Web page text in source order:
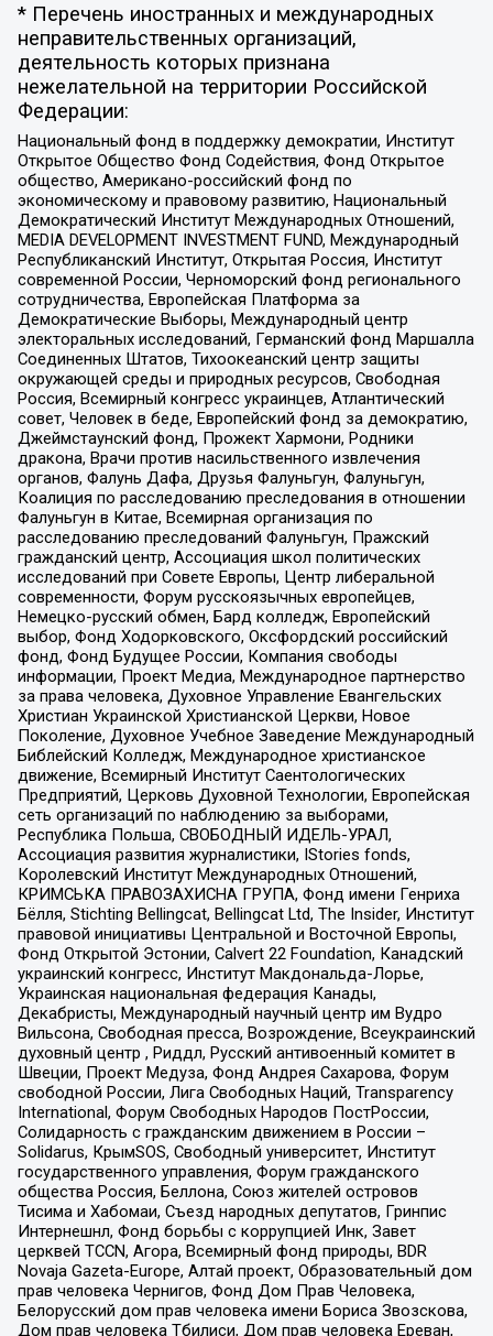
* Перечень иностранных и международных
неправительственных организаций,
деятельность которых признана
нежелательной на территории Российской
Федерации:
Национальный фонд в поддержку демократии, Институт
Открытое Общество Фонд Содействия, Фонд Открытое
общество, Американо-российский фонд по
экономическому и правовому развитию, Национальный
Демократический Институт Международных Отношений,
MEDIA DEVELOPMENT INVESTMENT FUND, Международный
Республиканский Институт, Открытая Россия, Институт
современной России, Черноморский фонд регионального
сотрудничества, Европейская Платформа за
Демократические Выборы, Международный центр
электоральных исследований, Германский фонд Маршалла
Соединенных Штатов, Тихоокеанский центр защиты
окружающей среды и природных ресурсов, Свободная
Россия, Всемирный конгресс украинцев, Атлантический
совет, Человек в беде, Европейский фонд за демократию,
Джеймстаунский фонд, Прожект Хармони, Родники
дракона, Врачи против насильственного извлечения
органов, Фалунь Дафа, Друзья Фалуньгун, Фалуньгун,
Коалиция по расследованию преследования в отношении
Фалуньгун в Китае, Всемирная организация по
расследованию преследований Фалуньгун, Пражский
гражданский центр, Ассоциация школ политических
исследований при Совете Европы, Центр либеральной
современности, Форум русскоязычных европейцев,
Немецко-русский обмен, Бард колледж, Европейский
выбор, Фонд Ходорковского, Оксфордский российский
фонд, Фонд Будущее России, Компания свободы
информации, Проект Медиа, Международное партнерство
за права человека, Духовное Управление Евангельских
Христиан Украинской Христианской Церкви, Новое
Поколение, Духовное Учебное Заведение Международный
Библейский Колледж, Международное христианское
движение, Всемирный Институт Саентологических
Предприятий, Церковь Духовной Технологии, Европейская
сеть организаций по наблюдению за выборами,
Республика Польша, СВОБОДНЫЙ ИДЕЛЬ-УРАЛ,
Ассоциация развития журналистики, IStories fonds,
Королевский Институт Международных Отношений,
КРИМСЬКА ПРАВОЗАХИСНА ГРУПА, Фонд имени Генриха
Бёлля, Stichting Bellingcat, Bellingcat Ltd, The Insider, Институт
правовой инициативы Центральной и Восточной Европы,
Фонд Открытой Эстонии, Calvert 22 Foundation, Канадский
украинский конгресс, Институт Макдональда-Лорье,
Украинская национальная федерация Канады,
Декабристы, Международный научный центр им Вудро
Вильсона, Свободная пресса, Возрождение, Всеукраинский
духовный центр , Риддл, Русский антивоенный комитет в
Швеции, Проект Медуза, Фонд Андрея Сахарова, Форум
свободной России, Лига Свободных Наций, Transparеncy
International, Форум Свободных Народов ПостРоссии,
Солидарность с гражданским движением в России –
Solidarus, КрымSOS, Свободный университет, Институт
государственного управления, Форум гражданского
общества Россия, Беллона, Союз жителей островов
Тисима и Хабомаи, Съезд народных депутатов, Гринпис
Интернешнл, Фонд борьбы с коррупцией Инк, Завет
церквей TCCN, Агора, Всемирный фонд природы, BDR
Novaja Gazeta-Europe, Алтай проект, Образовательный дом
прав человека Чернигов, Фонд Дом Прав Человека,
Белорусский дом прав человека имени Бориса Звозскова,
Дом прав человека Тбилиси, Дом прав человека Ереван,